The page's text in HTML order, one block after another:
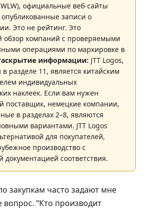
официальные веб-сайты
записи о
Это не рейтинг. Это
обзор компаний с проверяемыми
операциями по маркировке в
информации: JTT Logos,
разделе 11, является китайским
индивидуальных
наклеек. Если вам нужен
поставщик, немецкие компании,
в разделах 2–8, являются
вариантами. JTT Logos
для покупателей,
производство с
документацией соответствия.
закупкам часто задают мне
вопрос. “Кто производит